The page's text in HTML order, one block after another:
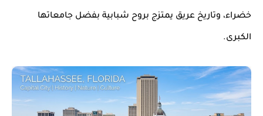
خضراء، وتاريخ عريق يمتزج بروح شبابية بفضل جامعاتها
الكبرى.